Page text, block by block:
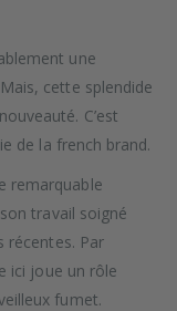
une
cette splendide
C’est
de la french brand.
remarquable
travail soigné
récentes. Par
ici joue un rôle
fumet.